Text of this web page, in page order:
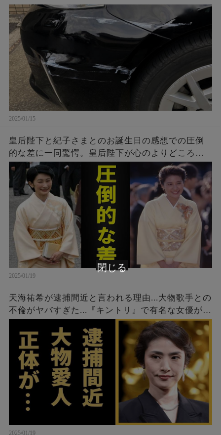
る！弁償しろ！」私「」旦那「わかりました。実
験してみましょう！」その後…
2025/01/15
皇后陛下と紀子さまとのお誕生日の感想での圧倒
的な差に一同驚愕。皇后陛下が心のよりどころに
しているという座右の銘に一同感激
2025/01/19
天海祐希が逮捕間近と言われる理由...大物歌手との
不倫がヤバすぎた...『キントリ』で有名な女優が現
在も結婚しない理由に驚きを隠せない...
2025/01/19
閉じる